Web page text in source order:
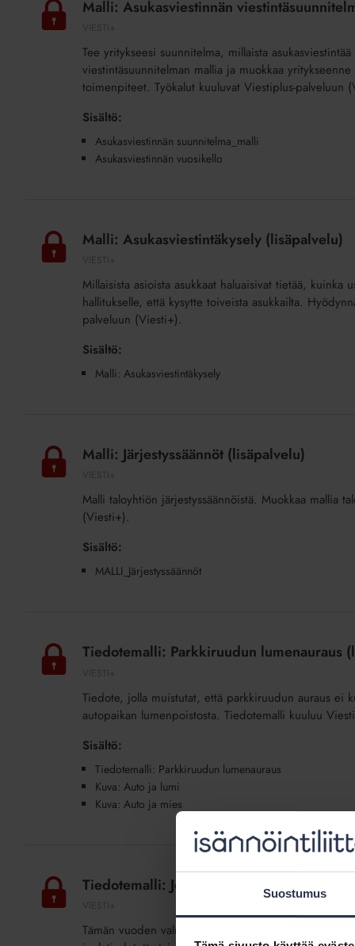
Suostumus
viestintäsuunnitelma
(lisäpalvelu)
Malli: Asukasviestinnän
Tee yritykseesi suunnitelma, millaista
viestintäsuunnitelman mallia ja muokkaa
toimenpiteet. Työkalut kuuluvat Viestiplus-palveluun
Sisältö:
Asukasviestinnän suunnitelma_malli
Asukasviestinnän vuosikello
Asukasviestintäkysely
(lisäpalvelu)Malli: Asukasviestintäkysely (lisäpalvelu)
​​​​​​​Millaisista asioista asukkaat haluaisivat tietää, kuinka
hallitukselle, että kysytte toiveista asukkailta.
palveluun (Viesti+).
Sisältö:
Malli: Asukasviestintäkysely
Järjestyssäännöt
(lisäpalvelu)Malli: Järjestyssäännöt (lisäpalvelu)
Malli taloyhtiön järjestyssäännöistä. Muokkaa mallia
(Viesti+).
Sisältö:
MALLI_Järjestyssäännöt
Parkkiruudun
lumenauraus
(lisäpalvelu)
Tiedotemalli: Parkkiruudun lumenauraus
Tiedote, jolla muistutat, että parkkiruudun auraus ei
autopaikan lumenpoistosta. Tiedotemalli kuuluu
Sisältö:
Tiedotemalli: Parkkiruudun lumenauraus
Kuva: Auto ja lumi
Kuva: Auto ja mies
Joulutiedote
asukkaille
2024
(lisäpalvelu)
Tiedotemalli: Joulutiedote asukkaille 2024
Tämän vuoden valmiiksi koottu joulutiedote